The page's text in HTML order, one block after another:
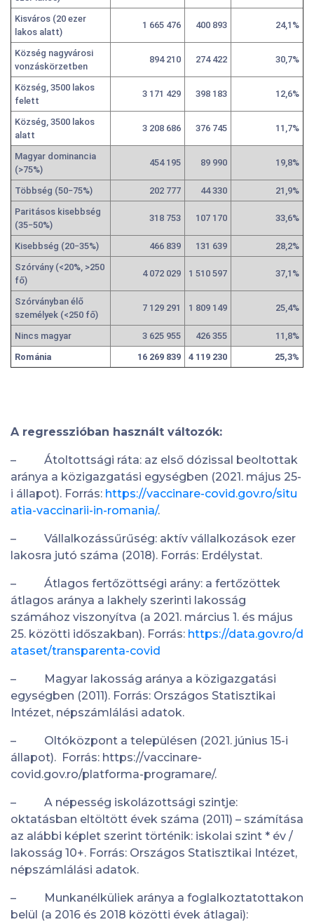
Kisváros (20 ezer
lakos alatt)
1 665 476 400 893 24,1%
Község nagyvárosi
vonzáskörzetben
894 210 274 422 30,7%
Község, 3500 lakos
felett
3 171 429 398 183 12,6%
Község, 3500 lakos
alatt
3 208 686 376 745 11,7%
Magyar dominancia
(>75%)
454 195 89 990 19,8%
Többség (50−75%) 202 777 44 330
21,9%
Paritásos kisebbség
(35−50%)
318 753 107 170 33,6%
Kisebbség (20−35%) 466 839 131 639
28,2%
Szórvány (<20%, >250
fő)
4 072 029 1 510 597 37,1%
Szórványban élő
személyek (<250 fő)
7 129 291 1 809 149 25,4%
Nincs magyar 3 625 955 426 355
11,8%
Románia
16 269 839 4 119 230 25,3%
A regresszióban használt változók:
– Átoltottsági ráta: az első dózissal beoltottak
aránya a közigazgatási egységben (2021. május 25-
i állapot). Forrás: https://vaccinare-covid.gov.ro/situ
atia-vaccinarii-in-romania/.
– Vállalkozássűrűség: aktív vállalkozások ezer
lakosra jutó száma (2018). Forrás: Erdélystat.
– Átlagos fertőzöttségi arány: a fertőzöttek
átlagos aránya a lakhely szerinti lakosság
számához viszonyítva (a 2021. március 1. és május
25. közötti időszakban). Forrás: https://data.gov.ro/d
ataset/transparenta-covid
– Magyar lakosság aránya a közigazgatási
egységben (2011). Forrás: Országos Statisztikai
Intézet, népszámlálási adatok.
– Oltóközpont a településen (2021. június 15-i
állapot). Forrás: https://vaccinare-
covid.gov.ro/platforma-programare/.
– A népesség iskolázottsági szintje:
oktatásban eltöltött évek száma (2011) – számítása
az alábbi képlet szerint történik: iskolai szint * év /
lakosság 10+. Forrás: Országos Statisztikai Intézet,
népszámlálási adatok.
– Munkanélküliek aránya a foglalkoztatottakon
belül (a 2016 és 2018 közötti évek átlagai):